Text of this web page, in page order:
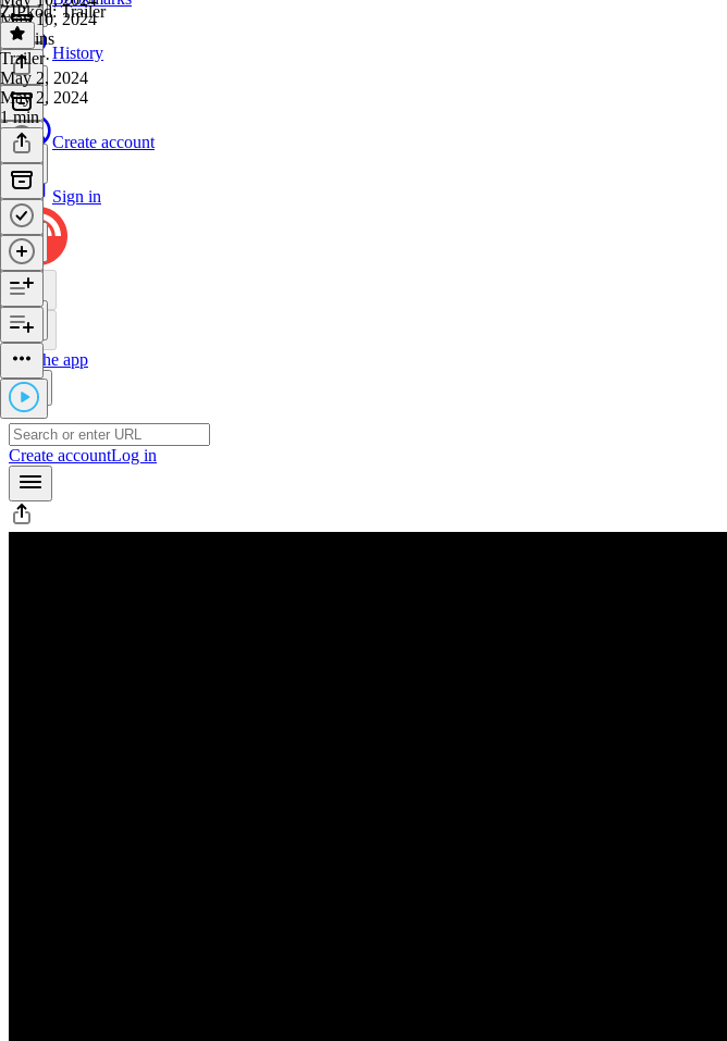
History
Create account
Sign in
Get the app
Create accountLog in
May 10, 2024
33 mins
ZIPkód: Trailer
Trailer·
May 2, 2024
May 2, 2024
1 min